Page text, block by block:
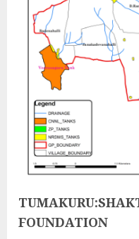
FOUNDATION